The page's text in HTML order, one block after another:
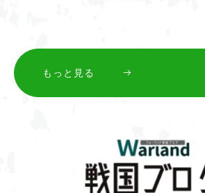
もっと見る